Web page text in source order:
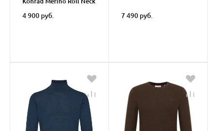
4 900 руб. 7 490 руб.